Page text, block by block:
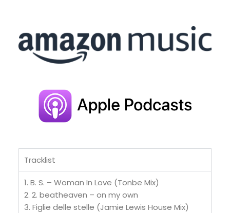
Tracklist
1. B. S. – Woman In Love (Tonbe Mix)
2. 2. beatheaven – on my own
3. Figlie delle stelle (Jamie Lewis House Mix)